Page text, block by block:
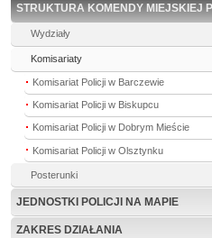
STRUKTURA KOMENDY MIEJSKIEJ
Wydziały
Komisariaty
Komisariat Policji w Barczewie
Komisariat Policji w Biskupcu
Komisariat Policji w Dobrym Mieście
Komisariat Policji w Olsztynku
Posterunki
JEDNOSTKI POLICJI NA MAPIE
ZAKRES DZIAŁANIA